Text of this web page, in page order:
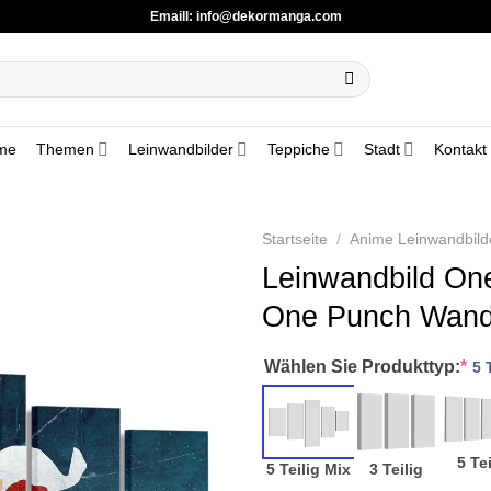
Emaill: info@dekormanga.com
Themen Leinwandbilder Teppiche Stadt Kontakt
Startseite / Anime
Leinwandbild
One Punch
Wählen Sie Produkttyp:* 5
5 Teilig Mix 3 Teilig 5